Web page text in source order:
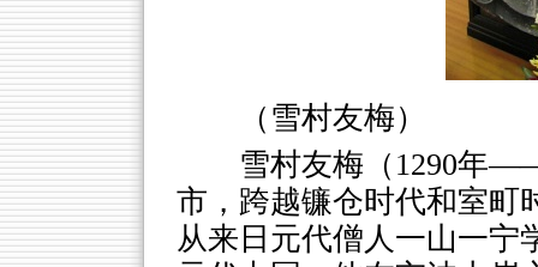
（雪村友梅）
雪村友梅（1290年
市，跨越镰仓时代和室町
从来日元代僧人一山一宁